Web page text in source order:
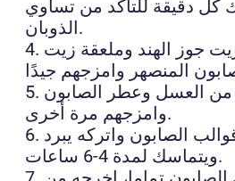
كل دقيقة للتأكد من تساوي
الذوبان.
4. أضف ملعقتين من زيت جوز الهند وملعقة زيت
5. أضف ملعقة كبيرة من العسل وعطر الصابون
وامزجهم مرة أخرى.
6. صب الخليط في قوالب الصابون واتركه يبرد
ويتماسك لمدة 4-6 ساعات.